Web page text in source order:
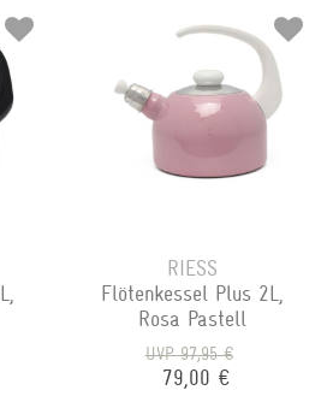
RIESS
Flötenkessel Plus 2L,
Rosa Pastell
UVP 97,95 €
79,00 €